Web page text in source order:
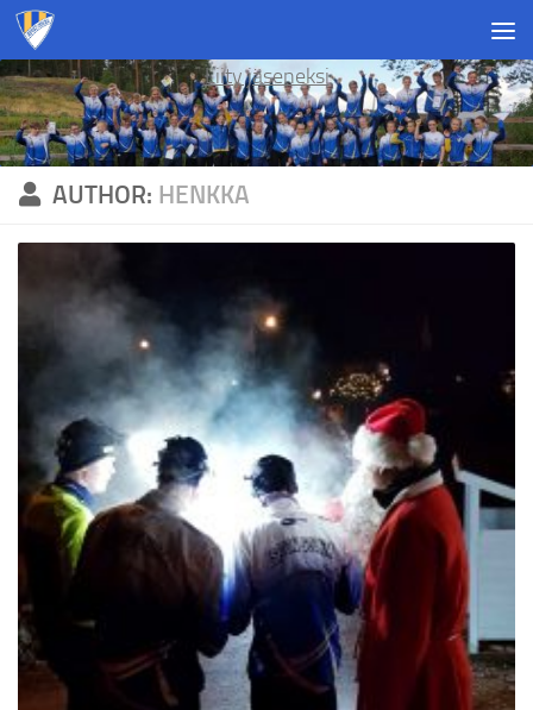
Skip to content
Liity jäseneksi
AUTHOR: HENKKA